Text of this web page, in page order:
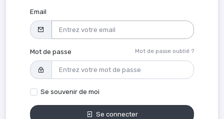
Email
Mot de passe Mot de passe oublié ?
Se souvenir de moi
Se connecter